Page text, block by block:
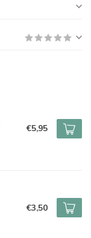
€5,95
€3,50